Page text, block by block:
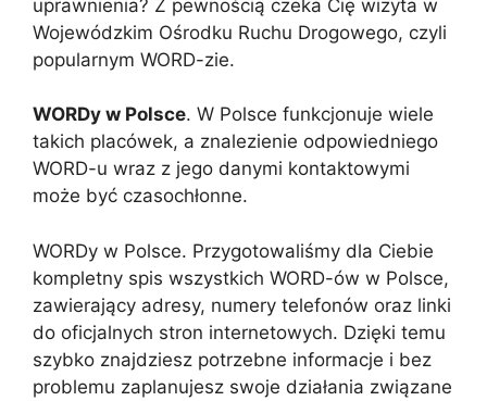
uprawnienia? Z pewnością czeka Cię wizyta w
Wojewódzkim Ośrodku Ruchu Drogowego, czyli
popularnym WORD-zie.
WORDy w Polsce. W Polsce funkcjonuje wiele
takich placówek, a znalezienie odpowiedniego
WORD-u wraz z jego danymi kontaktowymi
może być czasochłonne.
WORDy w Polsce. Przygotowaliśmy dla Ciebie
kompletny spis wszystkich WORD-ów w Polsce,
zawierający adresy, numery telefonów oraz linki
do oficjalnych stron internetowych. Dzięki temu
szybko znajdziesz potrzebne informacje i bez
problemu zaplanujesz swoje działania związane